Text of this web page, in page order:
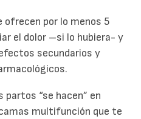
ofrecen por lo menos 5
el dolor –si lo hubiera- y
secundarios y
partos “se hacen” en
multifunción que te